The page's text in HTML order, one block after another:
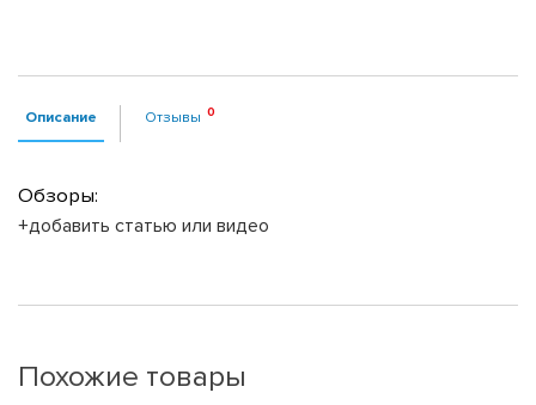
Описание Отзывы
Обзоры:
+добавить статью или видео
Похожие товары